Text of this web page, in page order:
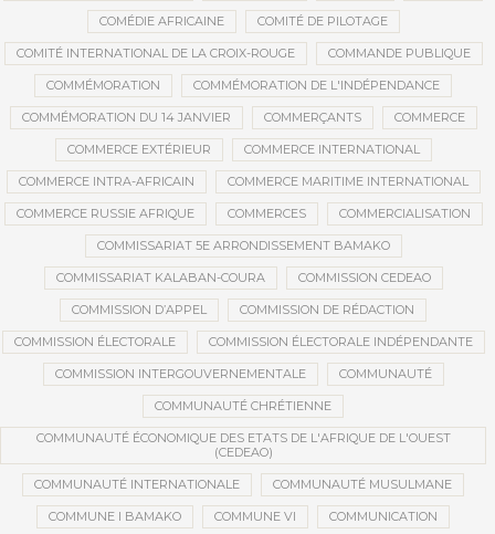
COMÉDIE AFRICAINE COMITÉ DE PILOTAGE
COMITÉ INTERNATIONAL DE LA CROIX-ROUGE COMMANDE PUBLIQUE
COMMÉMORATION COMMÉMORATION DE L'INDÉPENDANCE
COMMÉMORATION DU 14 JANVIER COMMERÇANTS COMMERCE
COMMERCE EXTÉRIEUR COMMERCE INTERNATIONAL
COMMERCE INTRA-AFRICAIN COMMERCE MARITIME INTERNATIONAL
COMMERCE RUSSIE AFRIQUE COMMERCES COMMERCIALISATION
COMMISSARIAT 5E ARRONDISSEMENT BAMAKO
COMMISSARIAT KALABAN-COURA COMMISSION CEDEAO
COMMISSION D’APPEL COMMISSION DE RÉDACTION
COMMISSION ÉLECTORALE COMMISSION ÉLECTORALE INDÉPENDANTE
COMMISSION INTERGOUVERNEMENTALE COMMUNAUTÉ
COMMUNAUTÉ CHRÉTIENNE
COMMUNAUTÉ ÉCONOMIQUE DES ETATS DE L'AFRIQUE DE L'OUEST
(CEDEAO)
COMMUNAUTÉ INTERNATIONALE COMMUNAUTÉ MUSULMANE
COMMUNE I BAMAKO COMMUNE VI COMMUNICATION